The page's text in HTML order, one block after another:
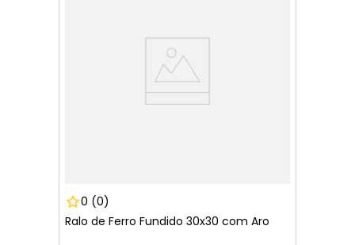
0 (0)
Ralo de Ferro Fundido 30x30 com Aro